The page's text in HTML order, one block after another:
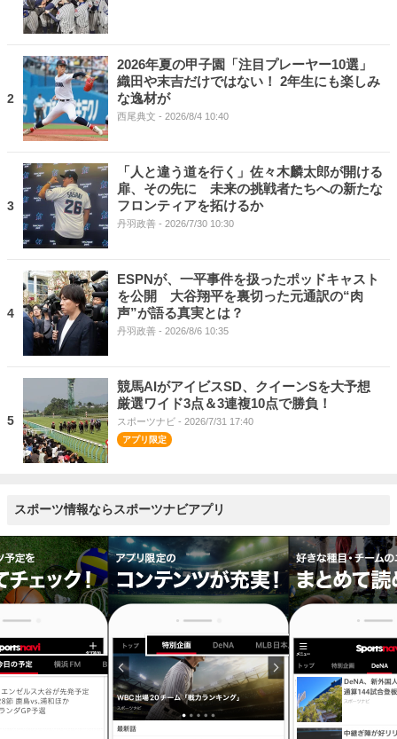
2
2026年夏の甲子園「注目プレーヤー10選」
織田や末吉だけではない！ 2年生にも楽しみ
な逸材が
西尾典文 - 2026/8/4 10:40
3
「人と違う道を行く」佐々木麟太郎が開ける
扉、その先に 未来の挑戦者たちへの新たな
フロンティアを拓けるか
丹羽政善 - 2026/7/30 10:30
4
ESPNが、一平事件を扱ったポッドキャスト
を公開 大谷翔平を裏切った元通訳の“肉
声”が語る真実とは？
丹羽政善 - 2026/8/6 10:35
5
競馬AIがアイビスSD、クイーンSを大予想
厳選ワイド3点＆3連複10点で勝負！
スポーツナビ - 2026/7/31 17:40
スポーツ情報ならスポーツナビアプリ